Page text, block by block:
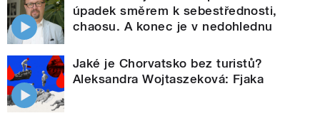
úpadek směrem k sebestřednosti,
chaosu. A konec je v nedohlednu
Jaké je Chorvatsko bez turistů?
Aleksandra Wojtaszeková: Fjaka